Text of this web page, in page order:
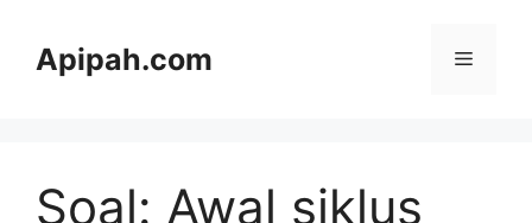
Apipah.com Menu
Soal: Awal siklus